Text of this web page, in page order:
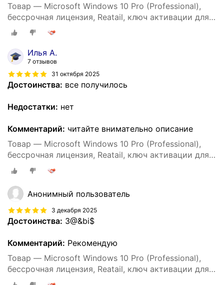
Товар — Microsoft Windows 10 Pro (Professional),
бессрочная лицензия, Reatail, ключ активации для 1
ПК
Илья А.
7 отзывов
31 октября 2025
Достоинства: все получилось
Недостатки: нет
Комментарий: читайте внимательно описание
Товар — Microsoft Windows 10 Pro (Professional),
бессрочная лицензия, Reatail, ключ активации для 1
ПК
Анонимный пользователь
3 декабря 2025
Достоинства: 3@&bi$
Комментарий: Рекомендую
Товар — Microsoft Windows 10 Pro (Professional),
бессрочная лицензия, Reatail, ключ активации для 1
ПК